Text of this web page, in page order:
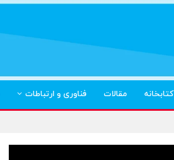
کتابخانه مقالات فناوری و ارتباطات